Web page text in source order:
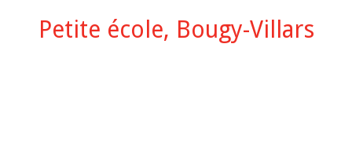
Petite école, Bougy-Villars